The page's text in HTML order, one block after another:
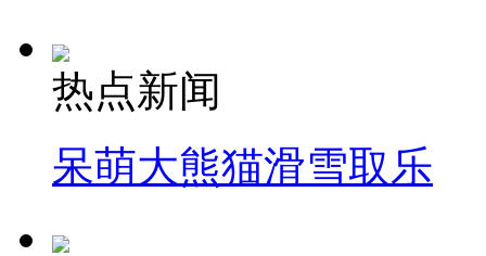
热点新闻
呆萌大熊猫滑雪取乐